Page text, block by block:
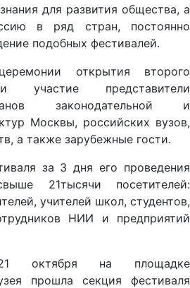
для развития общества, а
в ряд стран, постоянно
подобных фестивалей.
открытия второго
участие представители
законодательной и
Москвы, российских вузов,
а также зарубежные гости.
за 3 дня его проведения
21тысячи посетителей:
учителей школ, студентов,
НИИ и предприятий
октября
на площадке
прошла секция фестиваля